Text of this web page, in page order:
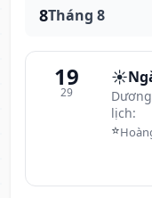
8Tháng 8
19
29
☀️
Dương
lịch:
⭐